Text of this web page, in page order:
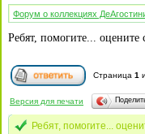
Форум о коллекциях
Ребят, помогите... оцените
Страница 1
Версия для печати
Ребят, помогите...